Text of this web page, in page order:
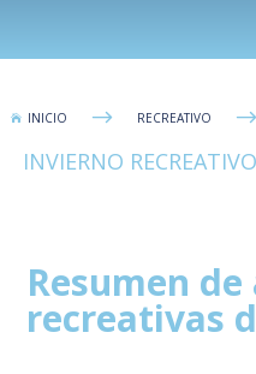
 INICIO $ RECREATIVO $
INVIERNO
Resumen
recreativas